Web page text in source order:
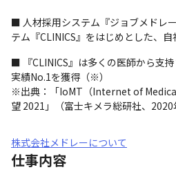
■ 人材採用システム『ジョブメドレ
テム『CLINICS』をはじめとした、
■ 『CLINICS』は多くの医師から支
実績No.1を獲得（※）
※出典：「IoMT（Internet of
望 2021」（富士キメラ総研社、2020
株式会社メドレーについて
仕事内容